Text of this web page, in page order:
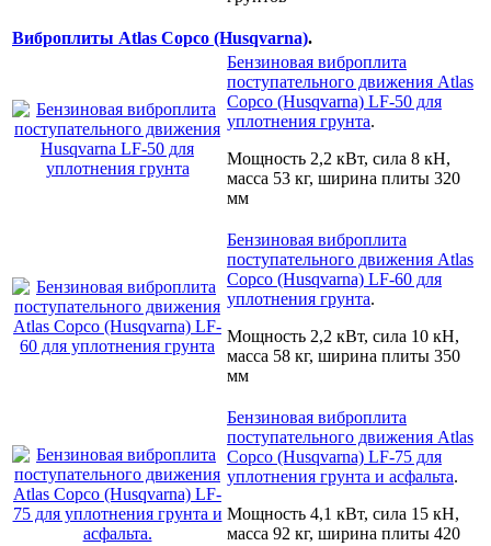
Виброплиты Atlas Copco (Husqvarna).
Бензиновая виброплита
поступательного движения Atlas
Copco (Husqvarna) LF-50 для
уплотнения грунта.
Мощность 2,2 кВт, сила 8 кН,
масса 53 кг, ширина плиты 320
мм
Бензиновая виброплита
поступательного движения Atlas
Copco (Husqvarna) LF-60 для
уплотнения грунта.
Мощность 2,2 кВт, сила 10 кН,
масса 58 кг, ширина плиты 350
мм
Бензиновая виброплита
поступательного движения Atlas
Copco (Husqvarna) LF-75 для
уплотнения грунта и асфальта.
Мощность 4,1 кВт, сила 15 кН,
масса 92 кг, ширина плиты 420